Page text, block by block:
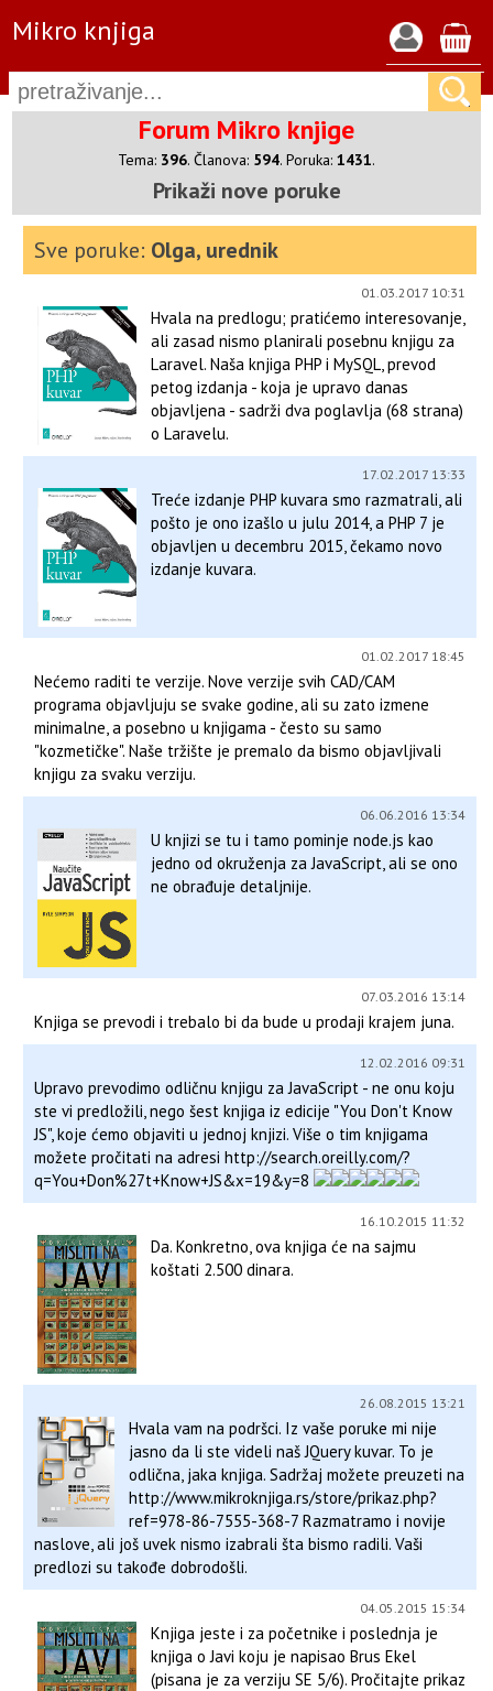
Mikro knjiga
Forum Mikro knjige
Tema: 396. Članova: 594. Poruka: 1431.
Prikaži nove poruke
Sve poruke: Olga, urednik
01.03.2017 10:31
Hvala na predlogu; pratićemo interesovanje,
ali zasad nismo planirali posebnu knjigu za
Laravel. Naša knjiga PHP i MySQL, prevod
petog izdanja - koja je upravo danas
objavljena - sadrži dva poglavlja (68 strana)
o Laravelu.
17.02.2017 13:33
Treće izdanje PHP kuvara smo razmatrali, ali
pošto je ono izašlo u julu 2014, a PHP 7 je
objavljen u decembru 2015, čekamo novo
izdanje kuvara.
01.02.2017 18:45
Nećemo raditi te verzije. Nove verzije svih CAD/CAM
programa objavljuju se svake godine, ali su zato izmene
minimalne, a posebno u knjigama - često su samo
"kozmetičke". Naše tržište je premalo da bismo objavljivali
knjigu za svaku verziju.
06.06.2016 13:34
U knjizi se tu i tamo pominje node.js kao
jedno od okruženja za JavaScript, ali se ono
ne obrađuje detaljnije.
07.03.2016 13:14
Knjiga se prevodi i trebalo bi da bude u prodaji krajem juna.
12.02.2016 09:31
Upravo prevodimo odličnu knjigu za JavaScript - ne onu koju
ste vi predložili, nego šest knjiga iz edicije "You Don't Know
JS", koje ćemo objaviti u jednoj knjizi. Više o tim knjigama
možete pročitati na adresi http://search.oreilly.com/?
q=You+Don%27t+Know+JS&x=19&y=8
16.10.2015 11:32
Da. Konkretno, ova knjiga će na sajmu
koštati 2.500 dinara.
26.08.2015 13:21
Hvala vam na podršci. Iz vaše poruke mi nije
jasno da li ste videli naš JQuery kuvar. To je
odlična, jaka knjiga. Sadržaj možete preuzeti na
http://www.mikroknjiga.rs/store/prikaz.php?
ref=978-86-7555-368-7 Razmatramo i novije
naslove, ali još uvek nismo izabrali šta bismo radili. Vaši
predlozi su takođe dobrodošli.
04.05.2015 15:34
Knjiga jeste i za početnike i poslednja je
knjiga o Javi koju je napisao Brus Ekel
(pisana je za verziju SE 5/6). Pročitajte prikaz